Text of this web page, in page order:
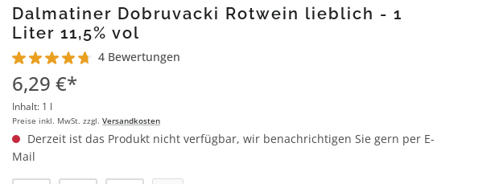
Dalmatiner Dobruvacki Rotwein lieblich - 1
Liter 11,5% vol
Durchschnittliche Bewertung von 4.7 von 5 Sternen
4 Bewertungen
6,29 €*
Inhalt: 1 l
Preise inkl. MwSt. zzgl. Versandkosten
Derzeit ist das Produkt nicht verfügbar, wir benachrichtigen Sie gern per E-
Mail